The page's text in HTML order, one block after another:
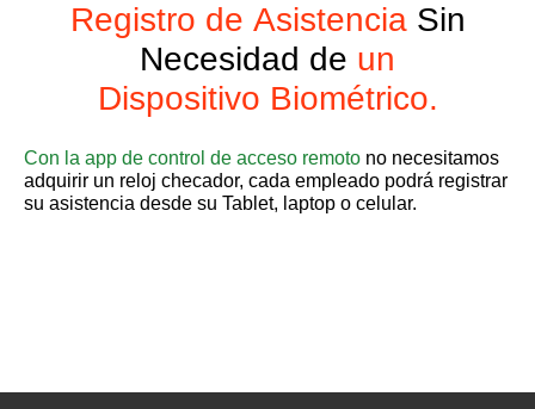
Registro de Asistencia Sin
Necesidad de un
Dispositivo Biométrico.
Con la app de control de acceso remoto no necesitamos
adquirir un reloj checador, cada empleado podrá registrar
su asistencia desde su Tablet, laptop o celular.